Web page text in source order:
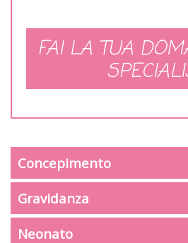
FAI LA TUA
Concepimento
Gravidanza
Neonato